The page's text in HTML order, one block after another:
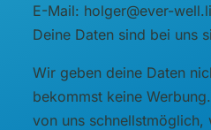
E-Mail: holger@ever-
Deine Daten sind bei uns
Wir geben deine Daten
bekommst keine
von uns schnellstmöglich,